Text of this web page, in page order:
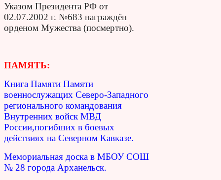
Указом Президента РФ от
02.07.2002 г. №683 награждён
орденом Мужества (посмертно).
ПАМЯТЬ:
Книга Памяти Памяти
военнослужащих Северо-Западного
регионального командования
Внутренних войск МВД
России,погибших в боевых
действиях на Северном Кавказе.
Мемориальная доска в МБОУ СОШ
№ 28 города Арханельск.